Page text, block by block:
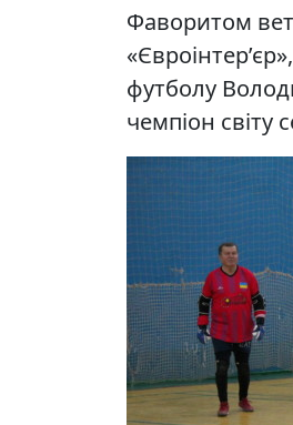
Фаворитом
футболу
чемпіон світу